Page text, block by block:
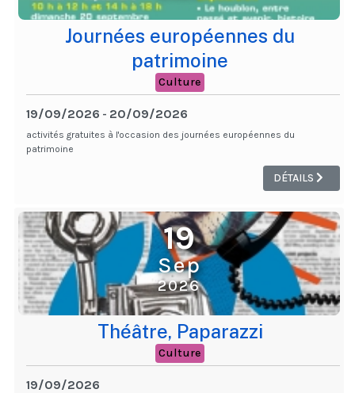
Journées européennes du
patrimoine
Culture
19/09/2026 - 20/09/2026
activités gratuites à l'occasion des journées européennes du
patrimoine
DÉTAILS
19
Sep
2026
Théâtre, Paparazzi
Culture
19/09/2026